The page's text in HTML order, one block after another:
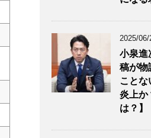
2025/06/
小泉進
稿が物
ことな
炎上か
は？】